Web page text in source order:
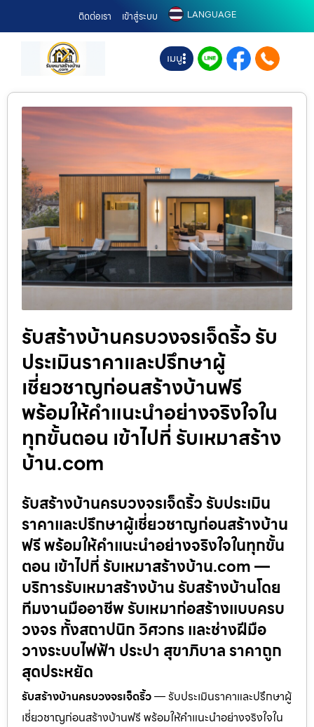
ติดต่อเรา เข้าสู่ระบบ LANGUAGE
เมนู
รับสร้างบ้านครบวงจรเจ็ดริ้ว รับ
ประเมินราคาและปรึกษาผู้
เชี่ยวชาญก่อนสร้างบ้านฟรี
พร้อมให้คำแนะนำอย่างจริงใจใน
ทุกขั้นตอน เข้าไปที่ รับเหมาสร้าง
บ้าน.com
รับสร้างบ้านครบวงจรเจ็ดริ้ว รับประเมิน
ราคาและปรึกษาผู้เชี่ยวชาญก่อนสร้างบ้าน
ฟรี พร้อมให้คำแนะนำอย่างจริงใจในทุกขั้น
ตอน เข้าไปที่ รับเหมาสร้างบ้าน.com —
บริการรับเหมาสร้างบ้าน รับสร้างบ้านโดย
ทีมงานมืออาชีพ รับเหมาก่อสร้างแบบครบ
วงจร ทั้งสถาปนิก วิศวกร และช่างฝีมือ
วางระบบไฟฟ้า ประปา สุขาภิบาล ราคาถูก
สุดประหยัด
รับสร้างบ้านครบวงจรเจ็ดริ้ว— รับประเมินราคาและปรึกษาผู้
เชี่ยวชาญก่อนสร้างบ้านฟรี พร้อมให้คำแนะนำอย่างจริงใจใน